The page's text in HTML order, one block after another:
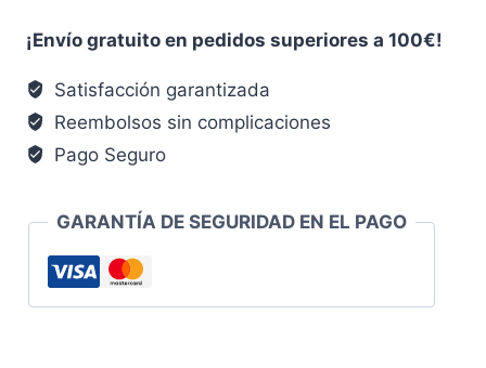
13x13
150
cm.
Rollo
Metros
Uso
Domestico
cantidad
¡Envío gratuito en pedidos superiores a 100€!
Satisfacción garantizada
Reembolsos sin complicaciones
Pago Seguro
GARANTÍA DE SEGURIDAD EN EL PAGO